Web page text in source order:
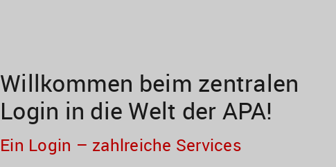
Willkommen beim zentralen
Login in die Welt der APA!
Ein Login – zahlreiche Services